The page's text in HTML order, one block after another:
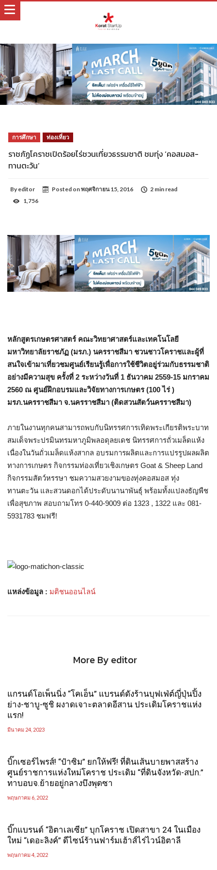
การศึกษา ท่องเที่ยว
ราชภัฏโคราชเปิดร้อยไร่ชวนเที่ยวธรรมชาติ ชมทุ่ง ‘คอสมอส-
ทานตะวัน’
By editor Posted onพฤศจิกายน 15, 2016
2 min read
1,756
หลักสูตรเกษตรศาสตร์ คณะวิทยาศาสตร์และเทคโนโลยี
มหาวิทยาลัยราชภัฏ (มรภ.) นครราชสีมา ชวนชาวโคราชและผู้ที่
สนใจเข้ามาเที่ยวชมศูนย์เรียนรู้เพื่อการใช้ชีวิตอยู่ร่วมกับธรรมชาติ
อย่างมีความสุข ครั้งที่ 2 ระหว่างวันที่ 1 ธันวาคม 2559-15 มกราคม
2560 ณ ศูนย์ฝึกอบรมและวิจัยทางการเกษตร (100 ไร่ )
มรภ.นครราชสีมา จ.นครราชสีมา (ติดสวนสัตว์นครราชสีมา)
ภายในงานทุกคนสามารถพบกับนิทรรศการเทิดพระเกียรติพระบาท
สมเด็จพระปรมินทรมหาภูมิพลอดุลยเดช นิทรรศการถั่วเมล็ดแห้ง
เนื่องในวันถั่วเมล็ดแห้งสากล อบรมการผลิตและการแปรรูปผลผลิต
ทางการเกษตร กิจกรรมท่องเที่ยวเชิงเกษตร Goat & Sheep Land
กิจกรรมสัตว์หรรษา ชมความสวยงามของทุ่งคอสมอส ทุ่ง
ทานตะวัน และสวนดอกได้ประดับนานาพันธุ์ พร้อมทั้งแปลงธัญพืช
เพื่อสุขภาพ สอบถามโทร 0-440-9009 ต่อ 1323 , 1322 และ 081-
5931783 ชมฟรี!
แหล่งข้อมูล : มติชนออนไลน์
More By editor
แกรนด์โอเพ็นนิ่ง “โคเอ็น” แบรนด์ดังร้านบุฟเฟ่ต์ญี่ปุ่นปิ้ง
ย่าง-ชาบู-ซูชิ ผงาดเจาะตลาดอีสาน ประเดิมโคราชแห่ง
แรก!
มีนาคม 24, 2023
บิ๊กเซอร์ไพรส์! “ป๋าซิม” ยกให้ฟรี! ที่ดินเส้นบายพาสสร้าง
ศูนย์ราชการแห่งใหม่โคราช ประเดิม “ที่ดินจังหวัด-สปก.”
ทาบอบจ.ย้ายอยู่กลางบึงพุดซา
พฤษภาคม 6, 2022
บิ๊กแบรนด์ “อิตาเลเซีย” บุกโคราช เปิดสาขา 24 ในเมือง
ใหม่ “เดอะลิงค์” ดีไซน์ร้านฟาร์มเฮ้าส์ไร่ไวน์อิตาลี
พฤษภาคม 4, 2022